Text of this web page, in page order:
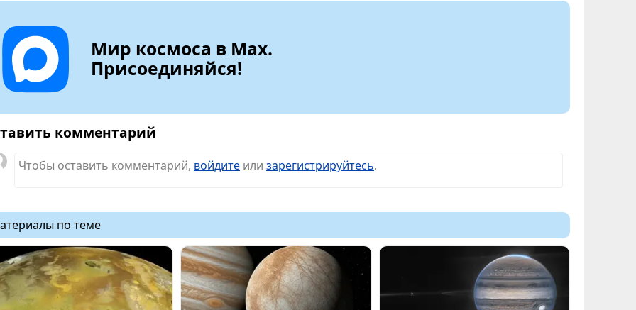
Мир космоса в Max.
Присоединяйся!
комментарий
Чтобы оставить комментарий, войдите или зарегистрируйтесь.
по теме